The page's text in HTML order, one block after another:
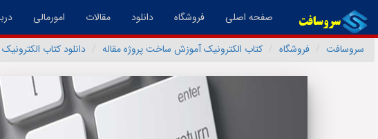
صفحه اصلی(فعال)فروشگاه دانلود مقالات امورمالی
سروسافت فروشگاه کتاب الکترونیک آموزش ساخت پروژه مقاله دانلود کتاب